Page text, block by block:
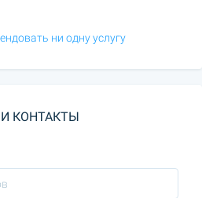
ни одну услугу
КОНТАКТЫ